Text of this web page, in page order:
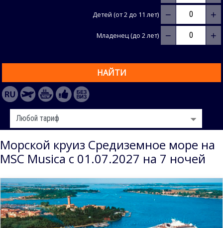
Детей (от 2 до 11 лет) − +
Младенец (до 2 лет) − +
НАЙТИ
Морской круиз Средиземное море на
MSC Musica с 01.07.2027 на 7 ночей